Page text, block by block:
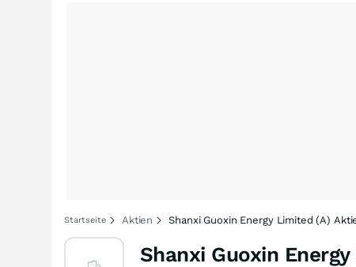
Startseite Aktien Shanxi Guoxin Energy Limited (A)
Shanxi Guoxin